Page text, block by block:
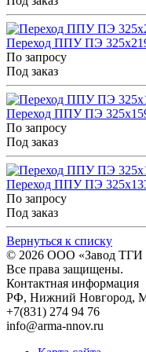
Переход ППУ ПЭ
По запросу
Под заказ
Переход ППУ ПЭ
По запросу
Под заказ
Переход ППУ ПЭ
По запросу
Под заказ
Вернуться к списку
© 2026 ООО «Завод ТГИ
Все права защищены.
Контактная информация
РФ, Нижний Новгород,
+7(831) 274 94 76
info@arma-nnov.ru